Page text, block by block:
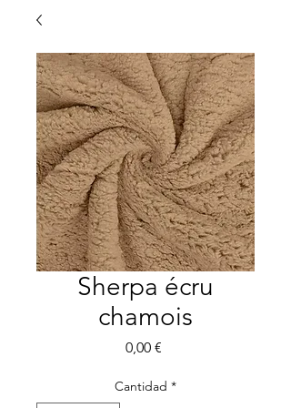
Sherpa écru
chamois
0,00 €Precio
Cantidad *